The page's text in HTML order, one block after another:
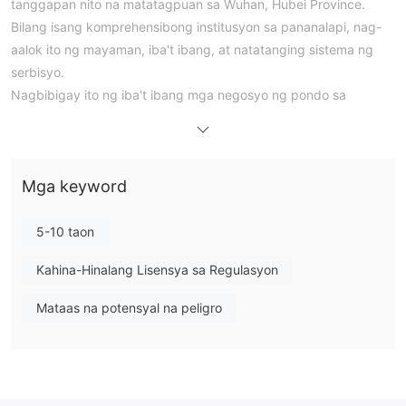
tanggapan nito na matatagpuan sa Wuhan, Hubei Province.
Bilang isang komprehensibong institusyon sa pananalapi, nag-
aalok ito ng mayaman, iba't ibang, at natatanging sistema ng
serbisyo.
Nagbibigay ito ng iba't ibang mga negosyo ng pondo sa
hindi lamang kasama ang tradisyonal na mga proyekto tulad ng
placement, mga korporasyong bond, mga enterprise bond, at
inobatibong negosyo tulad ng mga pribadong bond para sa
Mga keyword
5-10 taon
Kahina-Hinalang Lisensya sa Regulasyon
Mataas na potensyal na peligro